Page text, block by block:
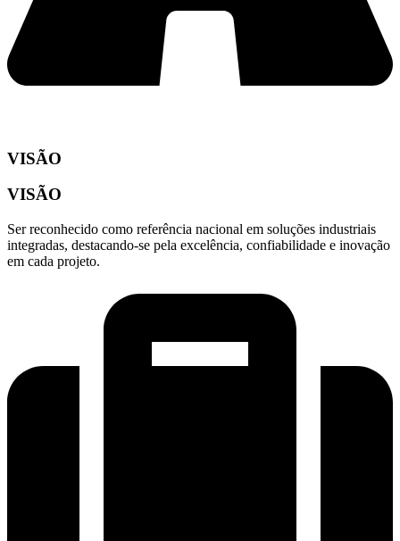
VISÃO
VISÃO
Ser reconhecido como referência nacional em soluções industriais
integradas, destacando-se pela excelência, confiabilidade e inovação
em cada projeto.